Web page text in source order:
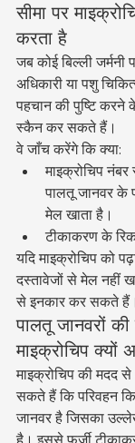
सीमा पर
करता है
जब कोई बिल्ली जर्मनी
अधिकारी या पशु
पहचान की पुष्टि करने
स्कैन कर सकते हैं।
वे जाँच करेंगे कि क्या:
माइक्रोचिप नंबर
पालतू जानवर के
मेल खाता है।
टीकाकरण के
यदि माइक्रोचिप को
दस्तावेजों से मेल नहीं
से इनकार कर सकते हैं।
पालतू जानवरों
माइक्रोचिप क्यों
माइक्रोचिप की मदद
सकते हैं कि परिवहन
जानवर है जिसका